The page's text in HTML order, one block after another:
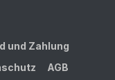
und Zahlung
AGB